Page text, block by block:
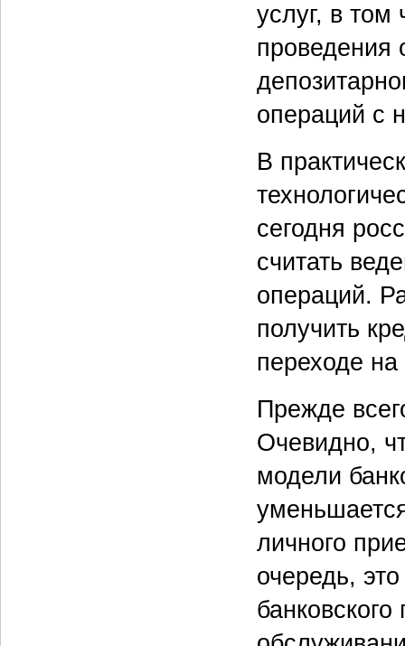
услуг, в том
проведения
операций с
В
сегодня
считать
операций.
получить
переходе на
Прежде
Очевидно,
модели
личного
очередь,